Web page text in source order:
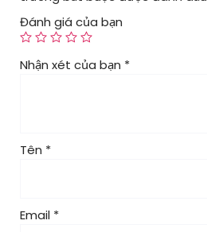
Đánh giá của bạn
Nhận xét của bạn *
Tên *
Email *